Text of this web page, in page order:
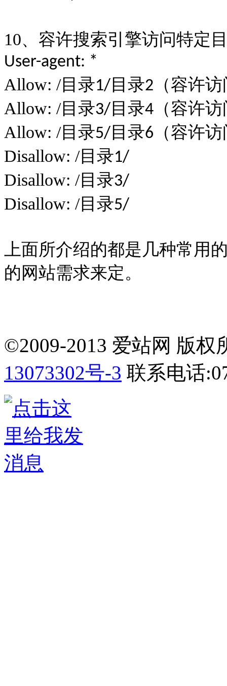
10、容许搜索引擎访问特定
User-agent: *
Allow: /目录1/ 目录2 （容许
Allow: /目录3/ 目录4 （容许
Allow: /目录5/ 目录6 （容许
Disallow: /目录1/
Disallow: /目录3/
Disallow: /目录5/
上面所介绍的都是几种常用
的网站需求来定。
©2009-2013 爱站网 版权
13073302号-3 联系电话